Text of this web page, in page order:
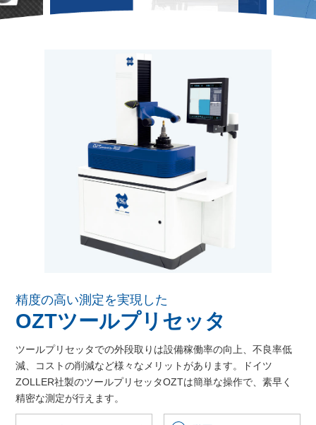
精度の高い測定を実現した
OZTツールプリセッタ
ツールプリセッタでの外段取りは設備稼働率の向上、不良率低
減、コストの削減など様々なメリットがあります。ドイツ
ZOLLER社製のツールプリセッタOZTは簡単な操作で、素早く
精密な測定が行えます。